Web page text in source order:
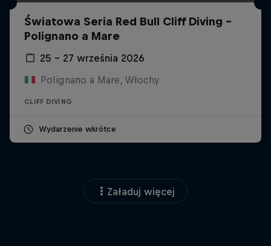
Światowa Seria Red Bull Cliff Diving -
Polignano a Mare
25 – 27 września 2026
Polignano a Mare, Włochy
CLIFF DIVING
Wydarzenie wkrótce
Załaduj więcej